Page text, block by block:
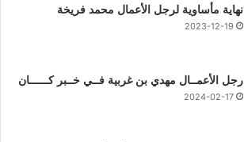
نهاية مأساوية لرجل الأعمال محمد فريخة
2023-12-19
رجل الأعمــال مهدي بن غربية فــي خــبر كــــــان
2024-02-17